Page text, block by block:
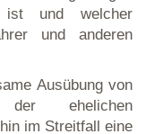
ist und welcher
und anderen
Ausübung von
ehelichen
im Streitfall eine